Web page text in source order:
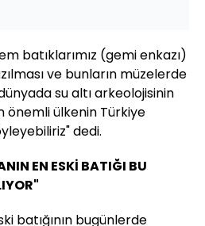
batıklarımız (gemi enkazı)
ve bunların müzelerde
su altı arkeolojisinin
önemli ülkenin Türkiye
dedi.
EN ESKİ BATIĞI BU
batığının bugünlerde